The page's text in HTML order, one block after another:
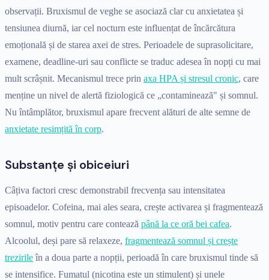
observații. Bruxismul de veghe se asociază clar cu anxietatea și
tensiunea diurnă, iar cel nocturn este influențat de încărcătura
emoțională și de starea axei de stres. Perioadele de suprasolicitare,
examene, deadline-uri sau conflicte se traduc adesea în nopți cu mai
mult scrâșnit. Mecanismul trece prin axa HPA și stresul cronic, care
menține un nivel de alertă fiziologică ce „contaminează" și somnul.
Nu întâmplător, bruxismul apare frecvent alături de alte semne de
anxietate resimțită în corp.
Substanțe și obiceiuri
Câțiva factori cresc demonstrabil frecvența sau intensitatea
episoadelor. Cofeina, mai ales seara, crește activarea și fragmentează
somnul, motiv pentru care contează până la ce oră bei cafea.
Alcoolul, deși pare să relaxeze, fragmentează somnul și crește
trezirileîn a doua parte a nopții, perioadă în care bruxismul tinde să
se intensifice. Fumatul (nicotina este un stimulent) și unele